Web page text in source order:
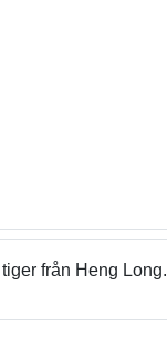
från Heng Long.